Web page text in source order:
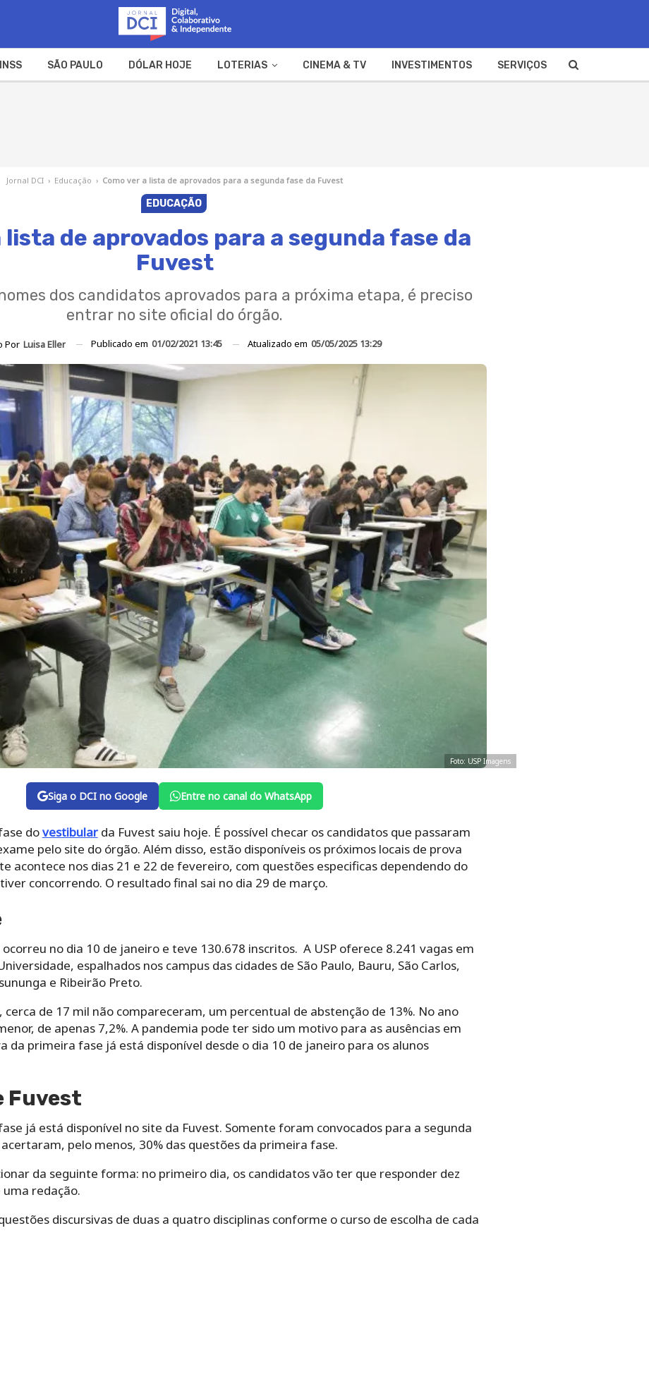
INSS SÃO PAULO DÓLAR HOJE LOTERIAS CINEMA & TV INVESTIMENTOS SERVIÇOS
Jornal DCI › Educação › Como ver a lista de aprovados para a segunda fase da Fuvest
EDUCAÇÃO
lista de aprovados para a segunda fase da
Fuvest
dos candidatos aprovados para a próxima etapa, é preciso
entrar no site oficial do órgão.
Por Luisa Eller Publicado em 01/02/2021 13:45 Atualizado em 05/05/2025 13:29
Foto: USP Imagens
Siga o DCI no Google Entre no canal do WhatsApp
dovestibularda Fuvest saiu hoje. É possível checar os candidatos que passaram
pelo site do órgão. Além disso, estão disponíveis os próximos locais de prova
acontece nos dias 21 e 22 de fevereiro, com questões especificas dependendo do
concorrendo. O resultado final sai no dia 29 de março.
no dia 10 de janeiro e teve 130.678 inscritos. A USP oferece 8.241 vagas em
espalhados nos campus das cidades de São Paulo, Bauru, São Carlos,
e Ribeirão Preto.
cerca de 17 mil não compareceram, um percentual de abstenção de 13%. No ano
de apenas 7,2%. A pandemia pode ter sido um motivo para as ausências em
da primeira fase já está disponível desde o dia 10 de janeiro para os alunos
Fuvest
já está disponível no site da Fuvest. Somente foram convocados para a segunda
pelo menos, 30% das questões da primeira fase.
da seguinte forma: no primeiro dia, os candidatos vão ter que responder dez
redação.
discursivas de duas a quatro disciplinas conforme o curso de escolha de cada